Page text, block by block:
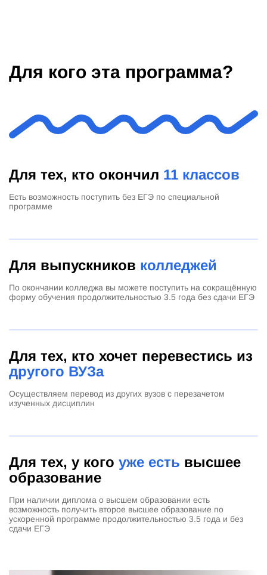
Для кого эта программа?
Для тех, кто окончил 11 классов
Есть возможность поступить без ЕГЭ по специальной
программе
Для выпускников колледжей
По окончании колледжа вы можете поступить на сокращённую
форму обучения продолжительностью 3.5 года без сдачи ЕГЭ
Для тех, кто хочет перевестись из
другого ВУЗа
Осуществляем перевод из других вузов с перезачетом
изученных дисциплин
Для тех, у кого уже есть высшее
образование
При наличии диплома о высшем образовании есть
возможность получить второе высшее образование по
ускоренной программе продолжительностью 3.5 года и без
сдачи ЕГЭ